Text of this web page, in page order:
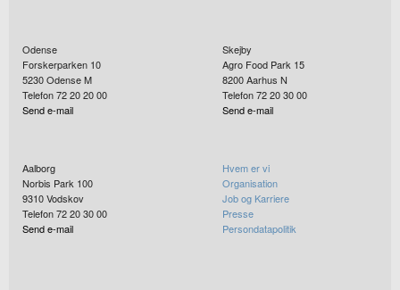
Odense
Forskerparken 10
5230Odense M
Telefon 72 20 20 00
Send e-mail
Skejby
Agro Food Park 15
8200Aarhus N
Telefon 72 20 30 00
Send e-mail
Aalborg
Norbis Park 100
9310Vodskov
Telefon 72 20 30 00
Send e-mail
Hvem er vi
Organisation
Job og Karriere
Presse
Persondatapolitik